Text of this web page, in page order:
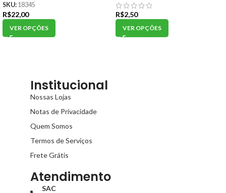
SKU: 18345
R$22,00
VER OPÇÕES
R$2,50
VER OPÇÕES
Institucional
Nossas Lojas
Notas de Privacidade
Quem Somos
Termos de Serviços
Frete Grátis
Atendimento
SAC